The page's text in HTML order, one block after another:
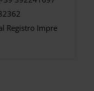
Registro Impre